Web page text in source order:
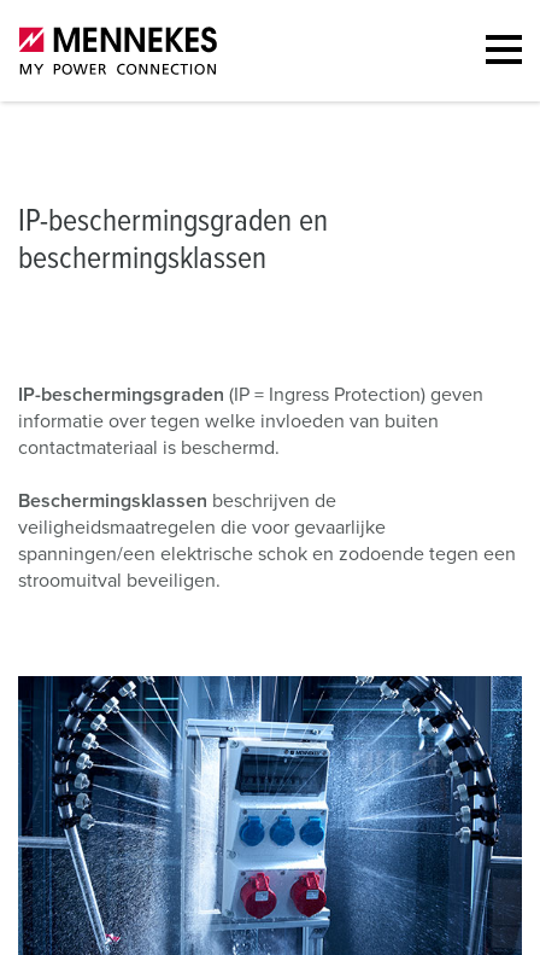
IP-beschermingsgraden en beschermingsklassen
IP-beschermingsgraden en
beschermingsklassen
IP-beschermingsgraden (IP = Ingress Protection) geven
informatie over tegen welke invloeden van buiten
contactmateriaal is beschermd.
Beschermingsklassen beschrijven de
veiligheidsmaatregelen die voor gevaarlijke
spanningen/een elektrische schok en zodoende tegen een
stroomuitval beveiligen.